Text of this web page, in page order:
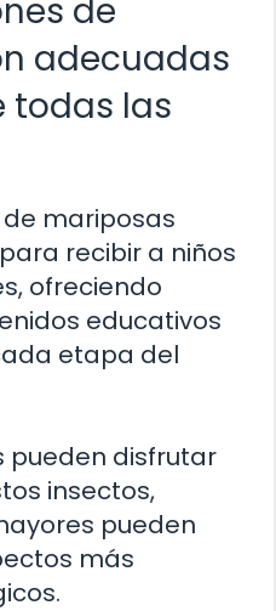
de
adecuadas
todas las
de mariposas
recibir a niños
ofreciendo
educativos
etapa del
pueden disfrutar
insectos,
pueden
más